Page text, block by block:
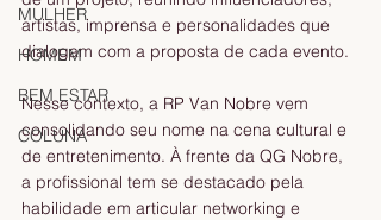
MULHER
HOMEM
BEM ESTAR
COLUNA
artistas, imprensa e personalidades que
dialogam com a proposta de cada evento.
Nesse contexto, a RP Van Nobre vem
consolidando seu nome na cena cultural e
de entretenimento. À frente da QG Nobre,
a profissional tem se destacado pela
habilidade em articular networking e